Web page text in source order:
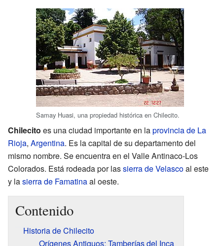
Samay Huasi, una propiedad histórica en Chilecito.
Chilecito es una ciudad importante en laprovincia de La
Rioja, Argentina. Es la capital de su departamento del
mismo nombre. Se encuentra en el Valle Antinaco-Los
Colorados. Está rodeada por lassierra de Velascoal este
y lasierra de Famatinaal oeste.
Contenido
Historia de Chilecito
Orígenes Antiguos: Tamberías del Inca